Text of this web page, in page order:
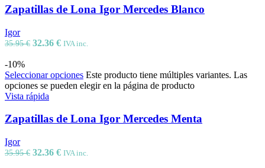
Zapatillas de Lona Igor Mercedes Blanco
Igor
35.95€ 32.36 € IVA inc.
-10%
Seleccionar opciones Este producto tiene múltiples variantes. Las
opciones se pueden elegir en la página de producto
Vista rápida
Zapatillas de Lona Igor Mercedes Menta
Igor
35.95€ 32.36 € IVA inc.